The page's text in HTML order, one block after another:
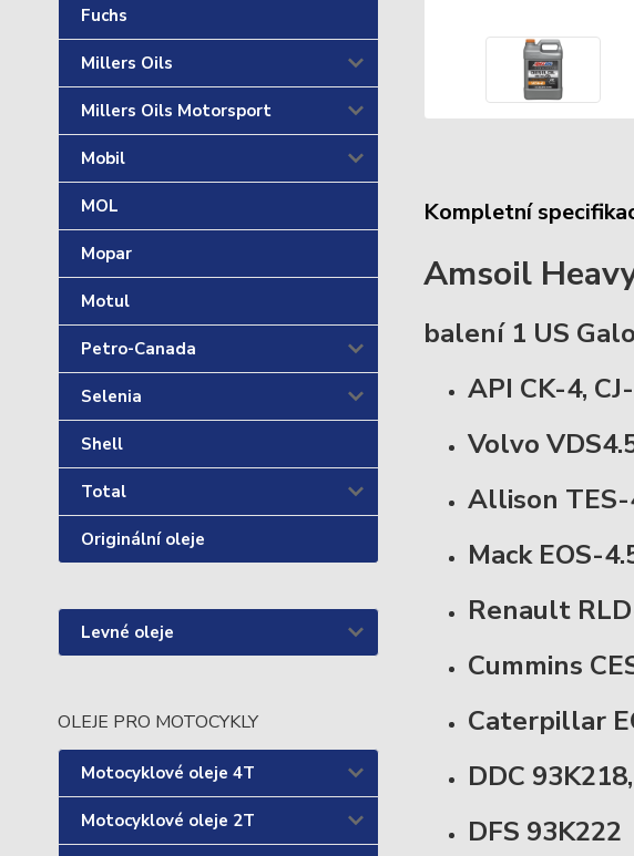
Fuchs
Millers Oils
Millers Oils Motorsport
Mobil
MOL
Mopar
Motul
Petro-Canada
Selenia
Shell
Total
Originální oleje
Levné oleje
OLEJE PRO MOTOCYKLY
Motocyklové oleje 4T
Motocyklové oleje 2T
Kompletní
Amsoil
balení 1 US
API CK-4,
Volvo
Allison TES-
Mack EOS-
Renault
Cummins
Caterpillar
DDC
DFS 93K222